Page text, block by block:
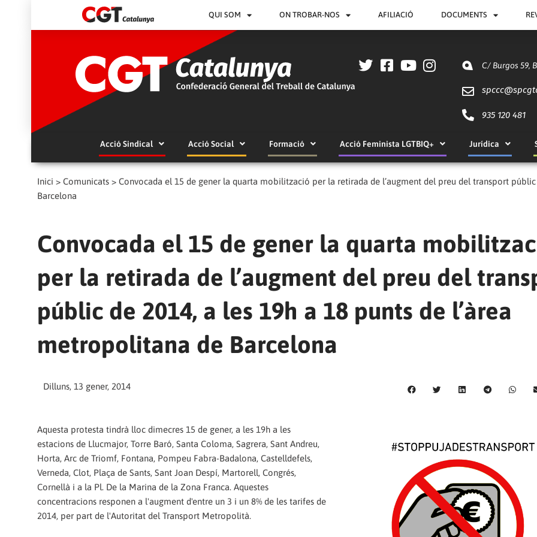
QUI SOM ON TROBAR-NOS AFILIACIÓ DOCUMENTS
C/ Burgos 59,
spccc@
935 120 481
Acció Sindical Acció Social Formació Acció Feminista LGTBIQ+ Jurídica
Inici > Comunicats > Convocada el 15 de gener la quarta mobilització per la retirada de l’augment del preu del transport
Barcelona
Convocada el 15 de gener la quarta
per la retirada de l’augment del preu del
públic de 2014, a les 19h a 18 punts de l’àrea
metropolitana de Barcelona
Dilluns, 13 gener, 2014
Aquesta protesta tindrà lloc dimecres 15 de gener, a les 19h a les
estacions de Llucmajor, Torre Baró, Santa Coloma, Sagrera, Sant Andreu,
Horta, Arc de Triomf, Fontana, Pompeu Fabra-Badalona, Castelldefels,
Verneda, Clot, Plaça de Sants, Sant Joan Despí, Martorell, Congrés,
Cornellà i a la Pl. De la Marina de la Zona Franca. Aquestes
concentracions responen a l'augment d'entre un 3 i un 8% de les tarifes de
2014, per part de l'Autoritat del Transport Metropolità.